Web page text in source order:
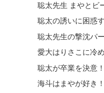
聡太先生 まやとビ
聡太の誘いに困惑
聡太先生の撃沈パ
愛大はりさこに冷
聡太が卒業を決意！
海斗はまやが好き